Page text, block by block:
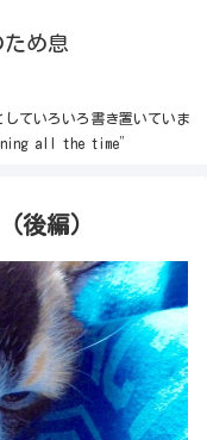
め息
ていろいろ書き置いていま
all the time”
後編）